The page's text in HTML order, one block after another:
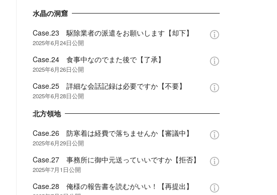
水晶の洞窟
Case.23 駆除業者の派遣をお願いします【却下】
2025年6月24日公開
Case.24 食事中なのでまた後で【了承】
2025年6月26日公開
Case.25 詳細な会話記録は必要ですか【不要】
2025年6月28日公開
北方領地
Case.26 防寒着は経費で落ちませんか【審議中】
2025年6月29日公開
Case.27 事務所に御中元送っていいですか【拒否】
2025年7月1日公開
Case.28 俺様の報告書を読むがいい！【再提出】